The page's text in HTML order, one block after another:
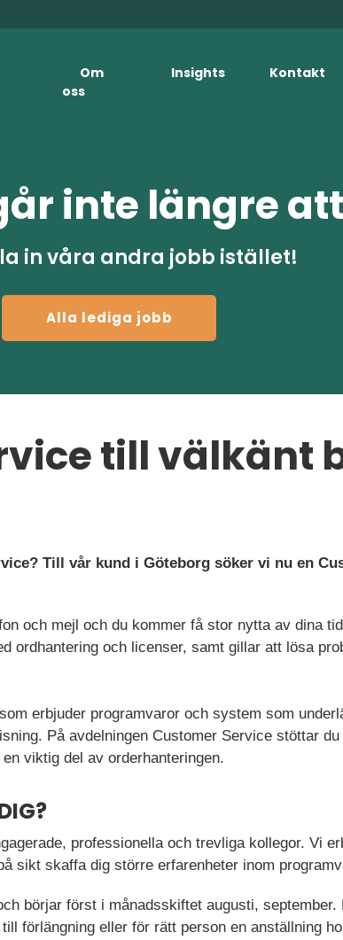
Om
oss
Insights Kontakt
inte längre
in våra andra jobb istället!
Alla lediga jobb
till välkänt
Till vår kund i Göteborg söker vi nu en
och mejl och du kommer få stor nytta av dina
ordhantering och licenser, samt gillar att lösa
erbjuder programvaror och system som
På avdelningen Customer Service stöttar
viktig del av orderhanteringen.
professionella och trevliga kollegor. Vi
sikt skaffa dig större erfarenheter inom
börjar först i månadsskiftet augusti, september.
förlängning eller för rätt person en anställning